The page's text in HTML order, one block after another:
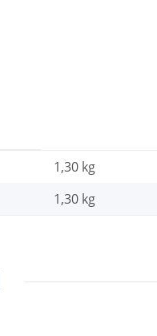
1,30 kg
1,30 kg